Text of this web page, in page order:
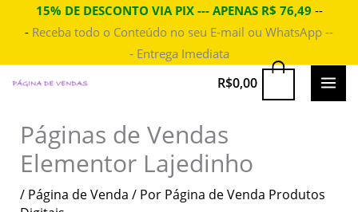
para
conteúdo
15% DE DESCONTO VIA PIX --- APENAS R$ 76,49 --
- Receba todo o Conteúdo no seu E-mail ou WhatsApp --
- Entrega Imediata
R$0,00
Páginas de Vendas
Elementor Lajedinho
/ Página de Venda / Por Página de Venda Produtos